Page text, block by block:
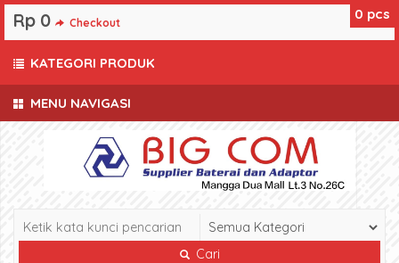
MENU NAVIGASI
Cari
0 pcs
Rp 0 Checkout
KATEGORI PRODUK